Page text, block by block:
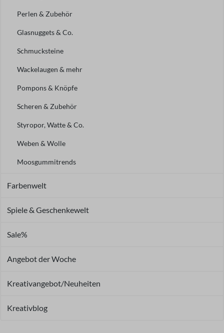
Perlen & Zubehör
Glasnuggets & Co.
Schmucksteine
Wackelaugen & mehr
Pompons & Knöpfe
Scheren & Zubehör
Styropor, Watte & Co.
Weben & Wolle
Moosgummitrends
Farbenwelt
Spiele & Geschenkewelt
Sale%
Angebot der Woche
Kreativangebot/Neuheiten
Kreativblog